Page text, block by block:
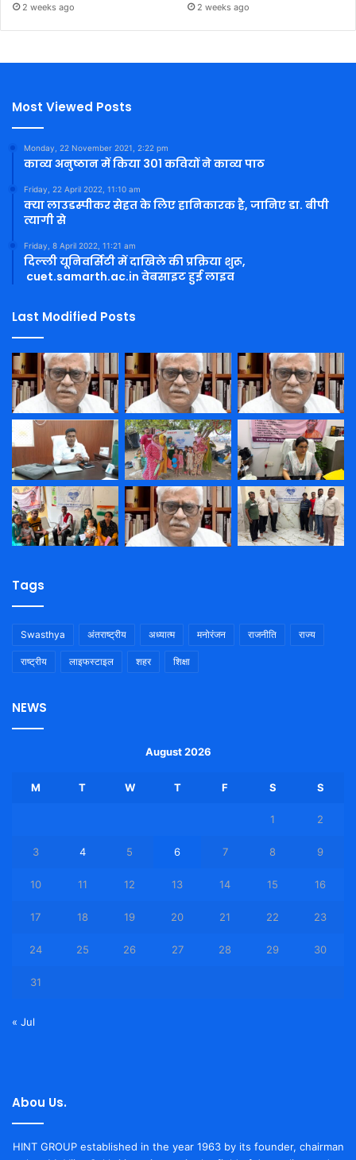
2 weeks ago 2 weeks ago
Most Viewed Posts
Monday, 22 November 2021, 2:22 pm
काव्य अनुष्ठान में किया 301 कवियों ने काव्य पाठ
Friday, 22 April 2022, 11:10 am
क्या लाउडस्पीकर सेहत के लिए हानिकारक है, जानिए डा. बीपी
त्यागी से
Friday, 8 April 2022, 11:21 am
दिल्ली यूनिवर्सिटी में दाखिले की प्रक्रिया शुरू,
cuet.samarth.ac.in वेबसाइट हुई लाइव
Last Modified Posts
Tags
Swasthya अंतराष्ट्रीय अध्यात्म मनोरंजन राजनीति राज्य
राष्ट्रीय लाइफस्टाइल शहर शिक्षा
NEWS
August 2026
M T W T F S S
1 2
3 4 5 6 7 8 9
10 11 12 13 14 15 16
17 18 19 20 21 22 23
24 25 26 27 28 29 30
31
« Jul
Abou Us.
HINT GROUP established in the year 1963 by its founder, chairman